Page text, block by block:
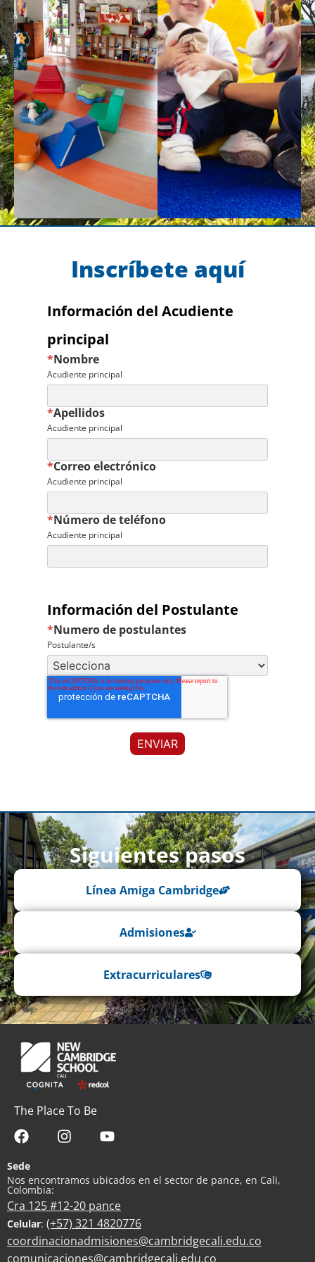
Inscríbete aquí
Información del Acudiente
principal
Nombre
*
Acudiente principal
Apellidos
*
Acudiente principal
Correo electrónico
*
Acudiente principal
Número de teléfono
*
Acudiente principal
Información del Postulante
Numero de postulantes
*
Postulante/s
Siguientes pasos
Línea Amiga Cambridge
Admisiones
Extracurriculares
The Place To Be
Sede
Nos encontramos ubicados en el sector de pance, en Cali,
Colombia:
Cra 125 #12-20 pance
Celular: (+57) 321 4820776
coordinacionadmisiones@cambridgecali.edu.co
comunicaciones@cambridgecali.edu.co